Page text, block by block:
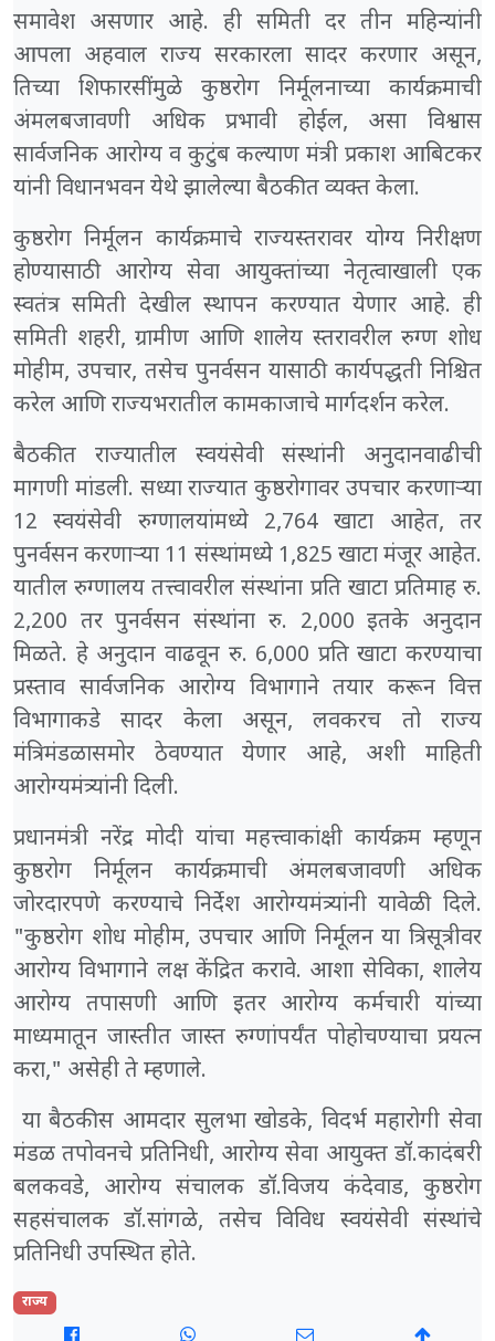
समावेश असणार आहे. ही समिती दर तीन महिन्यांनी
आपला अहवाल राज्य सरकारला सादर करणार असून,
तिच्या शिफारसींमुळे कुष्ठरोग निर्मूलनाच्या कार्यक्रमाची
अंमलबजावणी अधिक प्रभावी होईल, असा विश्वास
सार्वजनिक आरोग्य व कुटुंब कल्याण मंत्री प्रकाश आबिटकर
यांनी विधानभवन येथे झालेल्या बैठकीत व्यक्त केला.
कुष्ठरोग निर्मूलन कार्यक्रमाचे राज्यस्तरावर योग्य निरीक्षण
होण्यासाठी आरोग्य सेवा आयुक्तांच्या नेतृत्वाखाली एक
स्वतंत्र समिती देखील स्थापन करण्यात येणार आहे. ही
समिती शहरी, ग्रामीण आणि शालेय स्तरावरील रुग्ण शोध
मोहीम, उपचार, तसेच पुनर्वसन यासाठी कार्यपद्धती निश्चित
करेल आणि राज्यभरातील कामकाजाचे मार्गदर्शन करेल.
बैठकीत राज्यातील स्वयंसेवी संस्थांनी अनुदानवाढीची
मागणी मांडली. सध्या राज्यात कुष्ठरोगावर उपचार करणाऱ्या
12 स्वयंसेवी रुग्णालयांमध्ये 2,764 खाटा आहेत, तर
पुनर्वसन करणाऱ्या 11 संस्थांमध्ये 1,825 खाटा मंजूर आहेत.
यातील रुग्णालय तत्त्वावरील संस्थांना प्रति खाटा प्रतिमाह रु.
2,200 तर पुनर्वसन संस्थांना रु. 2,000 इतके अनुदान
मिळते. हे अनुदान वाढवून रु. 6,000 प्रति खाटा करण्याचा
प्रस्ताव सार्वजनिक आरोग्य विभागाने तयार करून वित्त
विभागाकडे सादर केला असून, लवकरच तो राज्य
मंत्रिमंडळासमोर ठेवण्यात येणार आहे, अशी माहिती
आरोग्यमंत्र्यांनी दिली.
प्रधानमंत्री नरेंद्र मोदी यांचा महत्त्वाकांक्षी कार्यक्रम म्हणून
कुष्ठरोग निर्मूलन कार्यक्रमाची अंमलबजावणी अधिक
जोरदारपणे करण्याचे निर्देश आरोग्यमंत्र्यांनी यावेळी दिले.
"कुष्ठरोग शोध मोहीम, उपचार आणि निर्मूलन या त्रिसूत्रीवर
आरोग्य विभागाने लक्ष केंद्रित करावे. आशा सेविका, शालेय
आरोग्य तपासणी आणि इतर आरोग्य कर्मचारी यांच्या
माध्यमातून जास्तीत जास्त रुग्णांपर्यंत पोहोचण्याचा प्रयत्न
करा," असेही ते म्हणाले.
या बैठकीस आमदार सुलभा खोडके, विदर्भ महारोगी सेवा
मंडळ तपोवनचे प्रतिनिधी, आरोग्य सेवा आयुक्त डॉ.कादंबरी
बलकवडे, आरोग्य संचालक डॉ.विजय कंदेवाड, कुष्ठरोग
सहसंचालक डॉ.सांगळे, तसेच विविध स्वयंसेवी संस्थांचे
प्रतिनिधी उपस्थित होते.
राज्य